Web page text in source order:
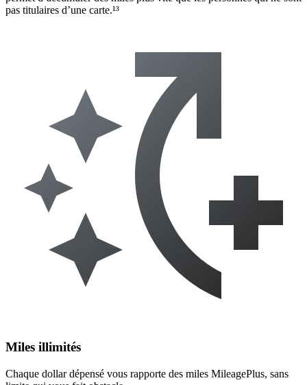
pas titulaires d’une carte.¹³
Miles illimités
Chaque dollar dépensé vous rapporte des miles MileagePlus, sans